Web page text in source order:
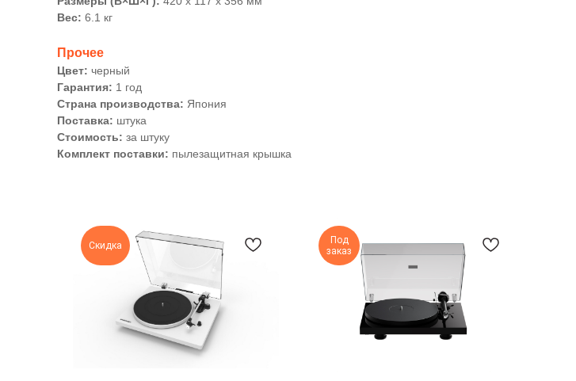
Вес: 6.1 кг
Прочее
Цвет: черный
Гарантия: 1 год
Страна производства: Япония
Поставка: штука
Стоимость: за штуку
Комплект поставки: пылезащитная крышка
Скидка
Под
заказ